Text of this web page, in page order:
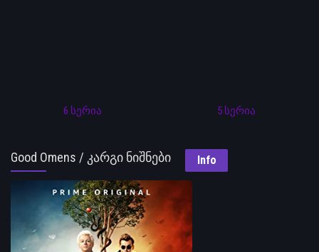
6 სერია 5 სერია
Good Omens / კარგი ნიშნები Info